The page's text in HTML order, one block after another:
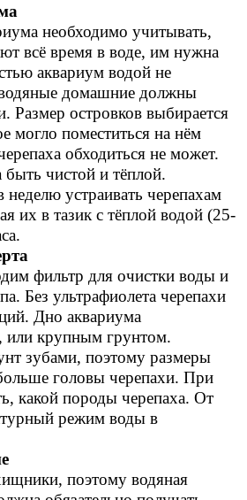
необходимо учитывать,
всё время в воде, им нужна
аквариум водой не
домашние должны
Размер островков выбирается
могло поместиться на нём
обходиться не может.
чистой и тёплой.
неделю устраивать черепахам
их в тазик с тёплой водой (25-
фильтр для очистки воды и
Без ультрафиолета черепахи
Дно аквариума
или крупным грунтом.
зубами, поэтому размеры
головы черепахи. При
какой породы черепаха. От
режим воды в
поэтому водяная